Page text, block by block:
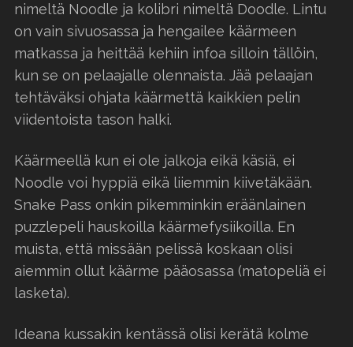
nimeltä Noodle ja kolibri nimeltä Doodle. Lintu
on vain sivuosassa ja hengailee käärmeen
matkassa ja heittää kehiin infoa silloin tällöin,
kun se on pelaajalle olennaista. Jää pelaajan
tehtäväksi ohjata käärmettä kaikkien pelin
viidentoista tason halki.
Käärmeellä kun ei ole jalkoja eikä käsiä, ei
Noodle voi hyppiä eikä liiemmin kiivetäkään.
Snake Pass onkin pikemminkin eräänlainen
puzzlepeli hauskoilla käärmefysiikoilla. En
muista, että missään pelissä koskaan olisi
aiemmin ollut käärme pääosassa (matopeliä ei
lasketa).
Ideana kussakin kentässä olisi kerätä kolme